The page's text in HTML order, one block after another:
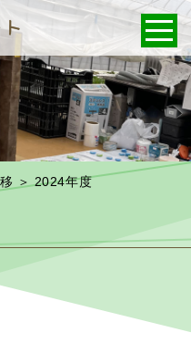
＞ 2024年度